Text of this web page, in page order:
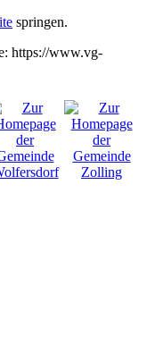
springen.
https://www.vg-